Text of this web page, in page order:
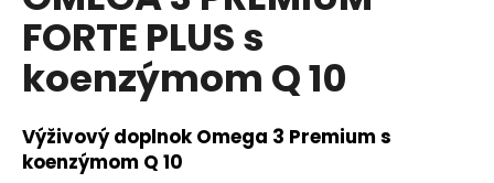
4,7
5
hviezdičiek.
FORTE PLUS s
koenzýmom Q 10
Výživový doplnok Omega 3 Premium s
koenzýmom Q 10
á
j
s
?